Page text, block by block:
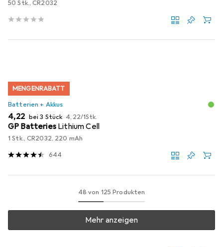
50 Stk., CR2032
MENGENRABATT
Batterien + Akkus
EUR
4,22 bei 3 Stück EUR
4,22/1Stk.
GP Batteries Lithium Cell
1 Stk., CR2032, 220 mAh
644
48 von 125 Produkten
Mehr anzeigen